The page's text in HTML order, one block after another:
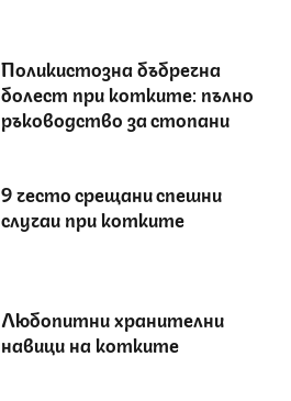
Поликистозна бъбречна
болест при котките: пълно
ръководство за стопани
9 често срещани спешни
случаи при котките
Любопитни хранителни
навици на котките